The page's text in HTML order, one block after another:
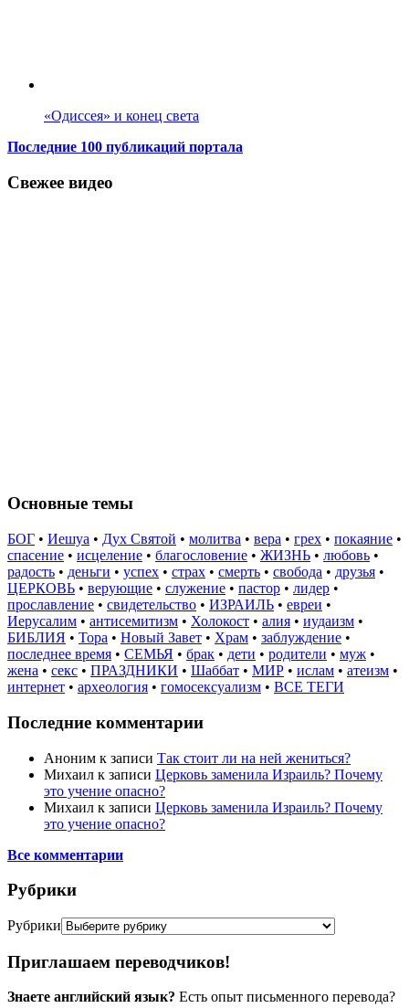
«Одиссея» и конец света
Последние 100 публикаций портала
Свежее видео
Основные темы
БОГ • Иешуа • Дух Святой • молитва • вера • грех • покаяние •
спасение • исцеление • благословение • ЖИЗНЬ • любовь •
радость • деньги • успех • страх • смерть • свобода • друзья •
ЦЕРКОВЬ • верующие • служение • пастор • лидер •
прославление • свидетельство • ИЗРАИЛЬ • евреи •
Иерусалим • антисемитизм • Холокост • алия • иудаизм •
БИБЛИЯ • Тора • Новый Завет • Храм • заблуждение •
последнее время • СЕМЬЯ • брак • дети • родители • муж •
жена • секс • ПРАЗДНИКИ • Шаббат • МИР • ислам • атеизм •
интернет • археология • гомосексуализм • ВСЕ ТЕГИ
Последние комментарии
Аноним к записи Так стоит ли на ней жениться?
Михаил к записи Церковь заменила Израиль? Почему
это учение опасно?
Михаил к записи Церковь заменила Израиль? Почему
это учение опасно?
Все комментарии
Рубрики
Рубрики
Приглашаем переводчиков!
Знаете английский язык? Есть опыт письменного перевода?